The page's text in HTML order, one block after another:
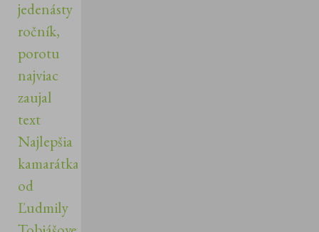
jedenásty
ročník,
porotu
najviac
zaujal
text
Najlepšia
kamarátka
od
Ľudmily